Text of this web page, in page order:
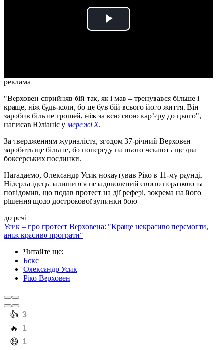
Play
реклама
"Верховен сприйняв бій так, як і мав – тренувався більше і
краще, ніж будь-коли, бо це був бій всього його життя. Він
заробив більше грошей, ніж за всю свою кар’єру до цього", –
написав Юліаніс умережі Х.
За твердженням журналіста, згодом 37-річний Верховен
заробить ще більше, бо попереду на нього чекають ще два
боксерських поєдинки.
Нагадаємо, Олександр Усик нокаутував Ріко в 11-му раунді.
Нідерландець залишився незадоволений своєю поразкою та
повідомив, що подав протест на дії рефері, зокрема на його
рішення щодо дострокової зупинки бою
до речі
Усик – про протест Верховена: "Краще некрасиво перемогти,
аніж красиво програти"
Читайте ще:
Бокс
Олександр Усик
Ріко Верховен
️👍 3
️🔥 1
️😄 1